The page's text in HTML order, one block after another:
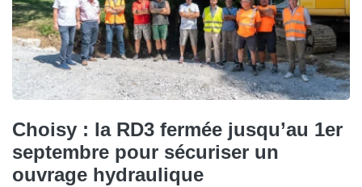
Choisy : la RD3 fermée jusqu’au 1er
septembre pour sécuriser un
ouvrage hydraulique